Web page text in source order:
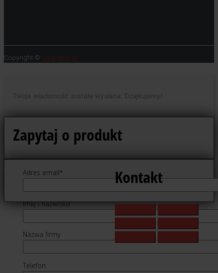
Copyright © Ulpa.com.pl
Twoja wiadomość została wysłana. Dziękujemy!
Zapytaj o produkt
Adres email*
Imię i nazwisko
Nazwa firmy
Telefon
Kontakt